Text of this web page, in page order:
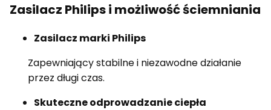
Zasilacz Philips i możliwość ściemniania
Zasilacz marki Philips
Zapewniający stabilne i niezawodne działanie
przez długi czas.
Skuteczne odprowadzanie ciepła